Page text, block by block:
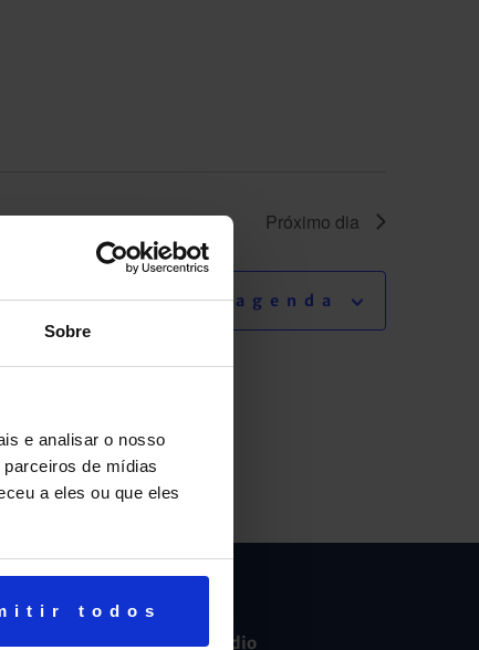
Sobre
e analisar o nosso
de mídias
a eles ou que eles
todos
Próximo dia
Adicionar agenda
Ensino Fundamental e Médio